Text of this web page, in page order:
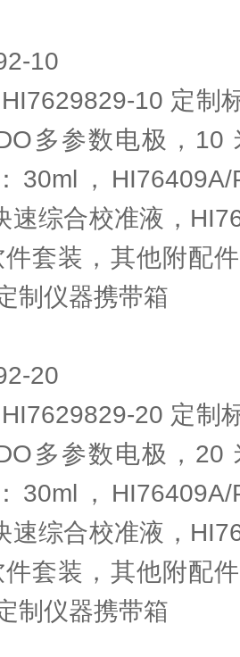
10
10 定制
多参数电极，10
30ml，
速综合校准液，
套装，其他附配
制仪器携带箱
20
20 定制
多参数电极，20
30ml，
速综合校准液，
套装，其他附配
制仪器携带箱